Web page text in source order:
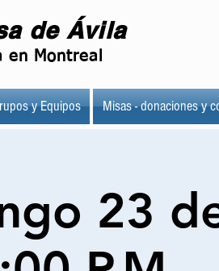
de Ávila
en Montreal
y Equipos Misas - donaciones y
23